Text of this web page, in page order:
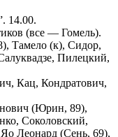
14.00.
(все — Гомель).
Тамело (к), Сидор,
Пилецкий,
Кац, Кондратович,
(Юрин, 89),
Соколовский,
Леонард (Сень, 69),